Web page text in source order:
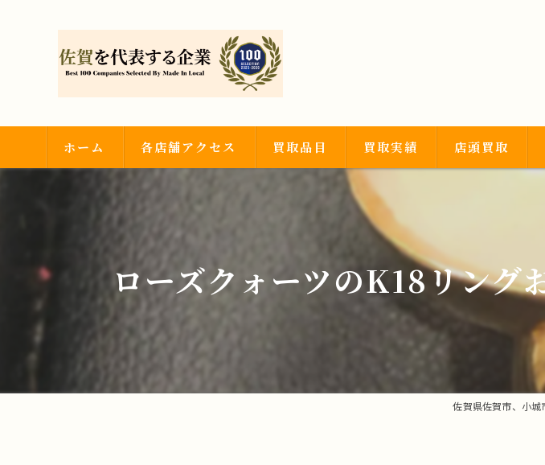
ホーム 各店舗アクセス
神埼吉野ヶ里店
買取品目
ダイヤモンド・宝石類
時計・ブランド品
買取実績 店頭買取
ローズクォーツのK18リング
佐賀県佐賀市、小